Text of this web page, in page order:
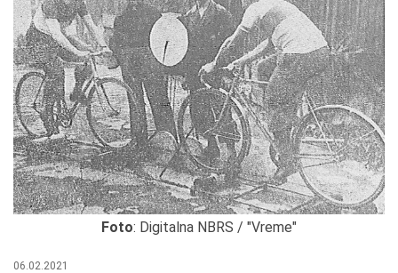
Foto: Digitalna NBRS / "Vreme"
06.02.2021